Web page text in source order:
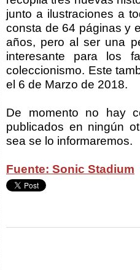
junto a ilustraciones a
consta de 64 páginas y
años, pero al ser una
interesante para los
coleccionismo. Este
el 6 de Marzo de 2018.
De momento no hay
publicados en ningún
sea se lo informaremos.
Fuente: Sonic Stadium